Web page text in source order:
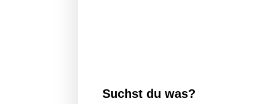
Suchst du was?